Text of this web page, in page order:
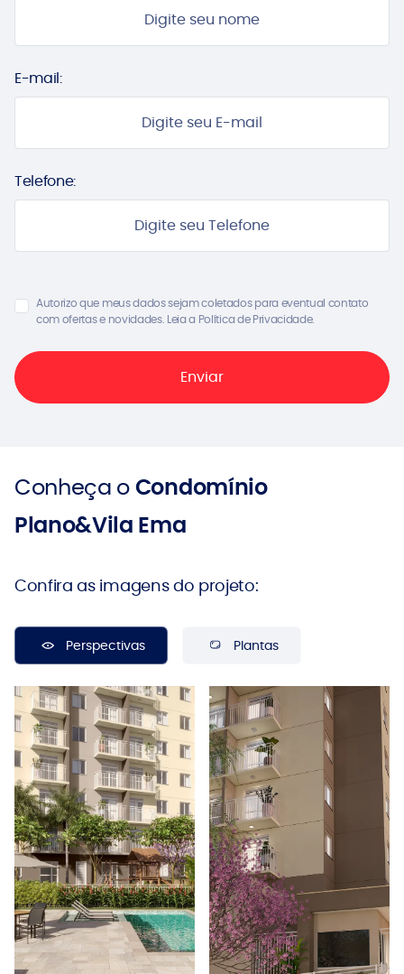
E-mail:
Telefone:
Autorizo que meus dados sejam coletados para eventual contato
com ofertas e novidades. Leia a Política de Privacidade.
Conheça oCondomínio
Plano&Vila Ema
Confira as imagens do projeto:
Perspectivas Plantas